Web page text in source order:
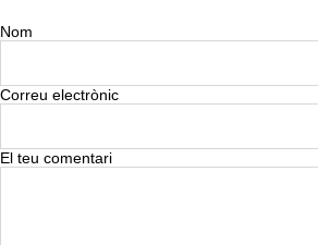
Nom
Correu electrònic
El teu comentari